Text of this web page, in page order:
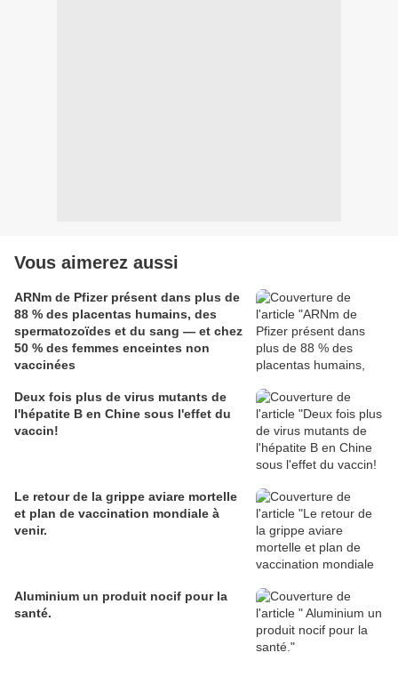
Vous aimerez aussi
ARNm de Pfizer présent dans plus de
88 % des placentas humains, des
spermatozoïdes et du sang — et chez
50 % des femmes enceintes non
vaccinées
Deux fois plus de virus mutants de
l'hépatite B en Chine sous l'effet du
vaccin!
Le retour de la grippe aviare mortelle
et plan de vaccination mondiale à
venir.
Aluminium un produit nocif pour la
santé.